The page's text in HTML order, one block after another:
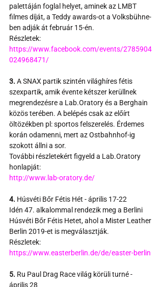
palettáján foglal helyet, aminek az LMBT
filmes díját, a Teddy awards-ot a Volksbühne-
ben adják át február 15-én.
Részletek:
https://www.facebook.com/events/2785904
024968471/
3. A SNAX partik szintén világhíres fétis
szexpartik, amik évente kétszer kerüllnek
megrendezésre a Lab.Oratory és a Berghain
közös terében. A belépés csak az előírt
öltözékben pl: sportos felszerelés. Érdemes
korán odamenni, mert az Ostbahnhof-ig
szokott állni a sor.
További részletekért figyeld a Lab.Oratory
honlapját:
http://www.lab-oratory.de/
4. Húsvéti Bőr Fétis Hét - április 17-22
Idén 47. alkalommal rendezik meg a Berlini
Húsvéti Bőr Fétis Hetet, ahol a Mister Leather
Berlin 2019-et is megválasztják.
Részletek:
https://www.easterberlin.de/de/easter-berlin
5. Ru Paul Drag Race világ körüli turné -
április 28